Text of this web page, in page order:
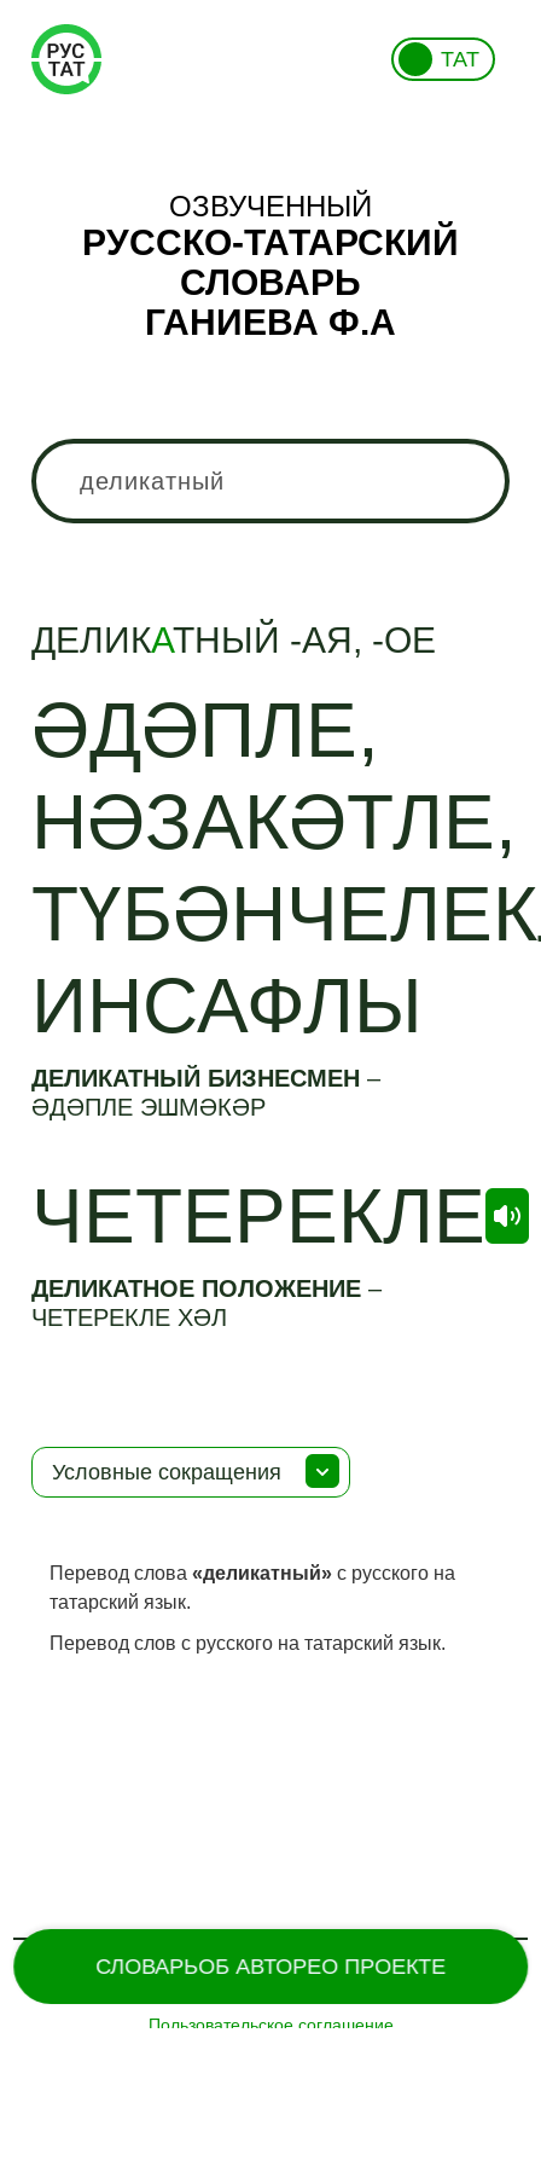
СЛОВАРЬОБ АВТОРЕО ПРОЕКТЕ
ТАТ
ОЗВУЧЕННЫЙ
РУССКО-ТАТАРСКИЙ
СЛОВАРЬ
ГАНИЕВА Ф.А
ДЕЛИКАТНЫЙ -АЯ, -ОЕ
ӘДӘПЛЕ,
НӘЗАКӘТЛЕ,
ИНСАФЛЫ
ДЕЛИКАТНЫЙ БИЗНЕСМЕН–
ӘДӘПЛЕ ЭШМӘКӘР
ЧЕТЕРЕКЛЕ
ДЕЛИКАТНОЕ ПОЛОЖЕНИЕ–
ЧЕТЕРЕКЛЕ ХӘЛ
Условные сокращения
Перевод слова«деликатный» с русского на
татарский язык.
Перевод слов с русского на татарский язык.
Пользовательское соглашение